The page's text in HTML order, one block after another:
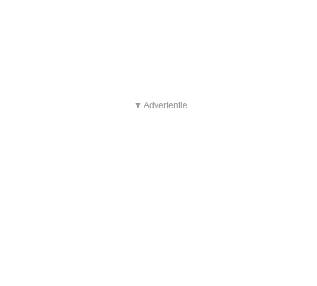
▼ Advertentie